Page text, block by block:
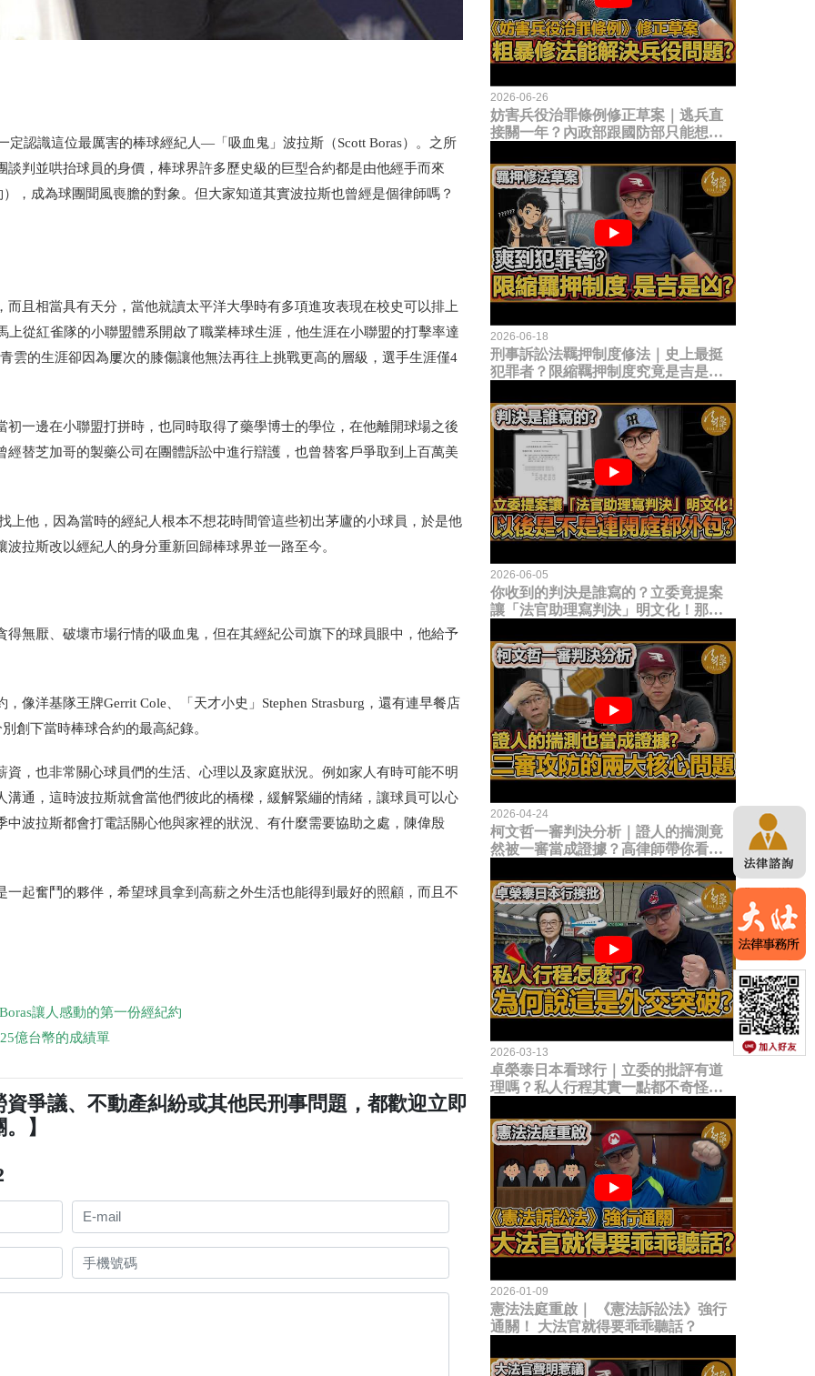
定認識這位最厲害的棒球經紀人—「吸血鬼」波拉斯（Scott Boras）。之所
判並哄抬球員的身價，棒球界許多歷史級的巨型合約都是由他經手而來
，成為球團聞風喪膽的對象。但大家知道其實波拉斯也曾經是個律師嗎？
且相當具有天分，當他就讀太平洋大學時有多項進攻表現在校史可以排上
從紅雀隊的小聯盟體系開啟了職業棒球生涯，他生涯在小聯盟的打擊率達
雲的生涯卻因為屢次的膝傷讓他無法再往上挑戰更高的層級，選手生涯僅4
一邊在小聯盟打拼時，也同時取得了藥學博士的學位，在他離開球場之後
替芝加哥的製藥公司在團體訴訟中進行辯護，也曾替客戶爭取到上百萬美
上他，因為當時的經紀人根本不想花時間管這些初出茅廬的小球員，於是他
拉斯改以經紀人的身分重新回歸棒球界並一路至今。
無厭、破壞市場行情的吸血鬼，但在其經紀公司旗下的球員眼中，他給予
，像洋基隊王牌Gerrit Cole 、「天才小史」 Stephen Strasburg ，還有連早餐店
創下當時棒球合約的最高紀錄。
，也非常關心球員們的生活、心理以及家庭狀況。例如家人有時可能不明
通，這時波拉斯就會當他們彼此的橋樑，緩解緊繃的情緒，讓球員可以心
波拉斯都會打電話關心他與家裡的狀況、有什麼需要協助之處，陳偉殷
起奮鬥的夥伴，希望球員拿到高薪之外生活也能得到最好的照顧，而且不
讓人感動的第一份經紀約
25億台幣的成績單
爭議、不動產糾紛或其他民刑事問題，都歡迎立即
】
2026-06-26
妨害兵役治罪條例修正草案｜逃兵直
接關一年？內政部跟國防部只能想到
題？
2026-06-18
刑事訴訟法羈押制度修法｜史上最挺
犯罪者？限縮羈押制度究竟是吉是
2026-06-05
你收到的判決是誰寫的？立委竟提案
讓「法官助理寫判決」明文化！那以
2026-04-24
柯文哲一審判決分析｜證人的揣測竟
然被一審當成證據？高律師帶你看未
2026-03-13
卓榮泰日本看球行｜立委的批評有道
理嗎？私人行程其實一點都不奇怪？
2026-01-09
憲法法庭重啟｜ 《憲法訴訟法》強行
通關！ 大法官就得要乖乖聽話？